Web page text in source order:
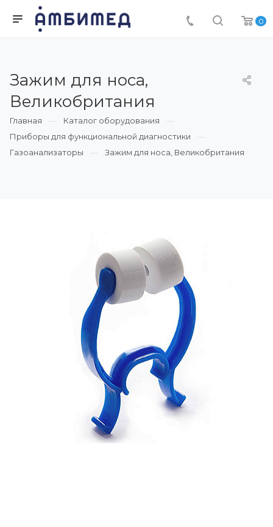
0
Зажим для носа,
Великобритания
Главная
Каталог оборудования
Приборы для функциональной диагностики
Газоанализаторы
Зажим для носа, Великобритания